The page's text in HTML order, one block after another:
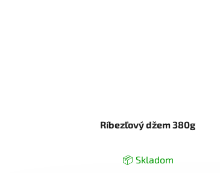
Ríbezľový džem 380g
📦 Skladom